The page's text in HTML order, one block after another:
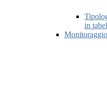
in